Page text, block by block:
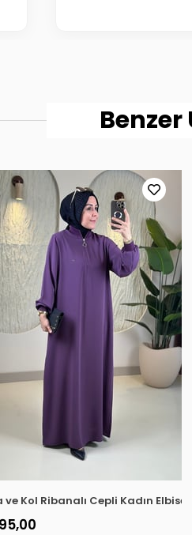
KADO 251292
ve Kol Ribanalı Cepli Kadın Elbise